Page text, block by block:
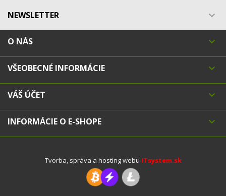
NEWSLETTER 
O NÁS 
VŠEOBECNÉ INFORMÁCIE 
VÁŠ ÚČET 
INFORMÁCIE O E-SHOPE 
Tvorba, správa a hosting webu ITsystem.sk